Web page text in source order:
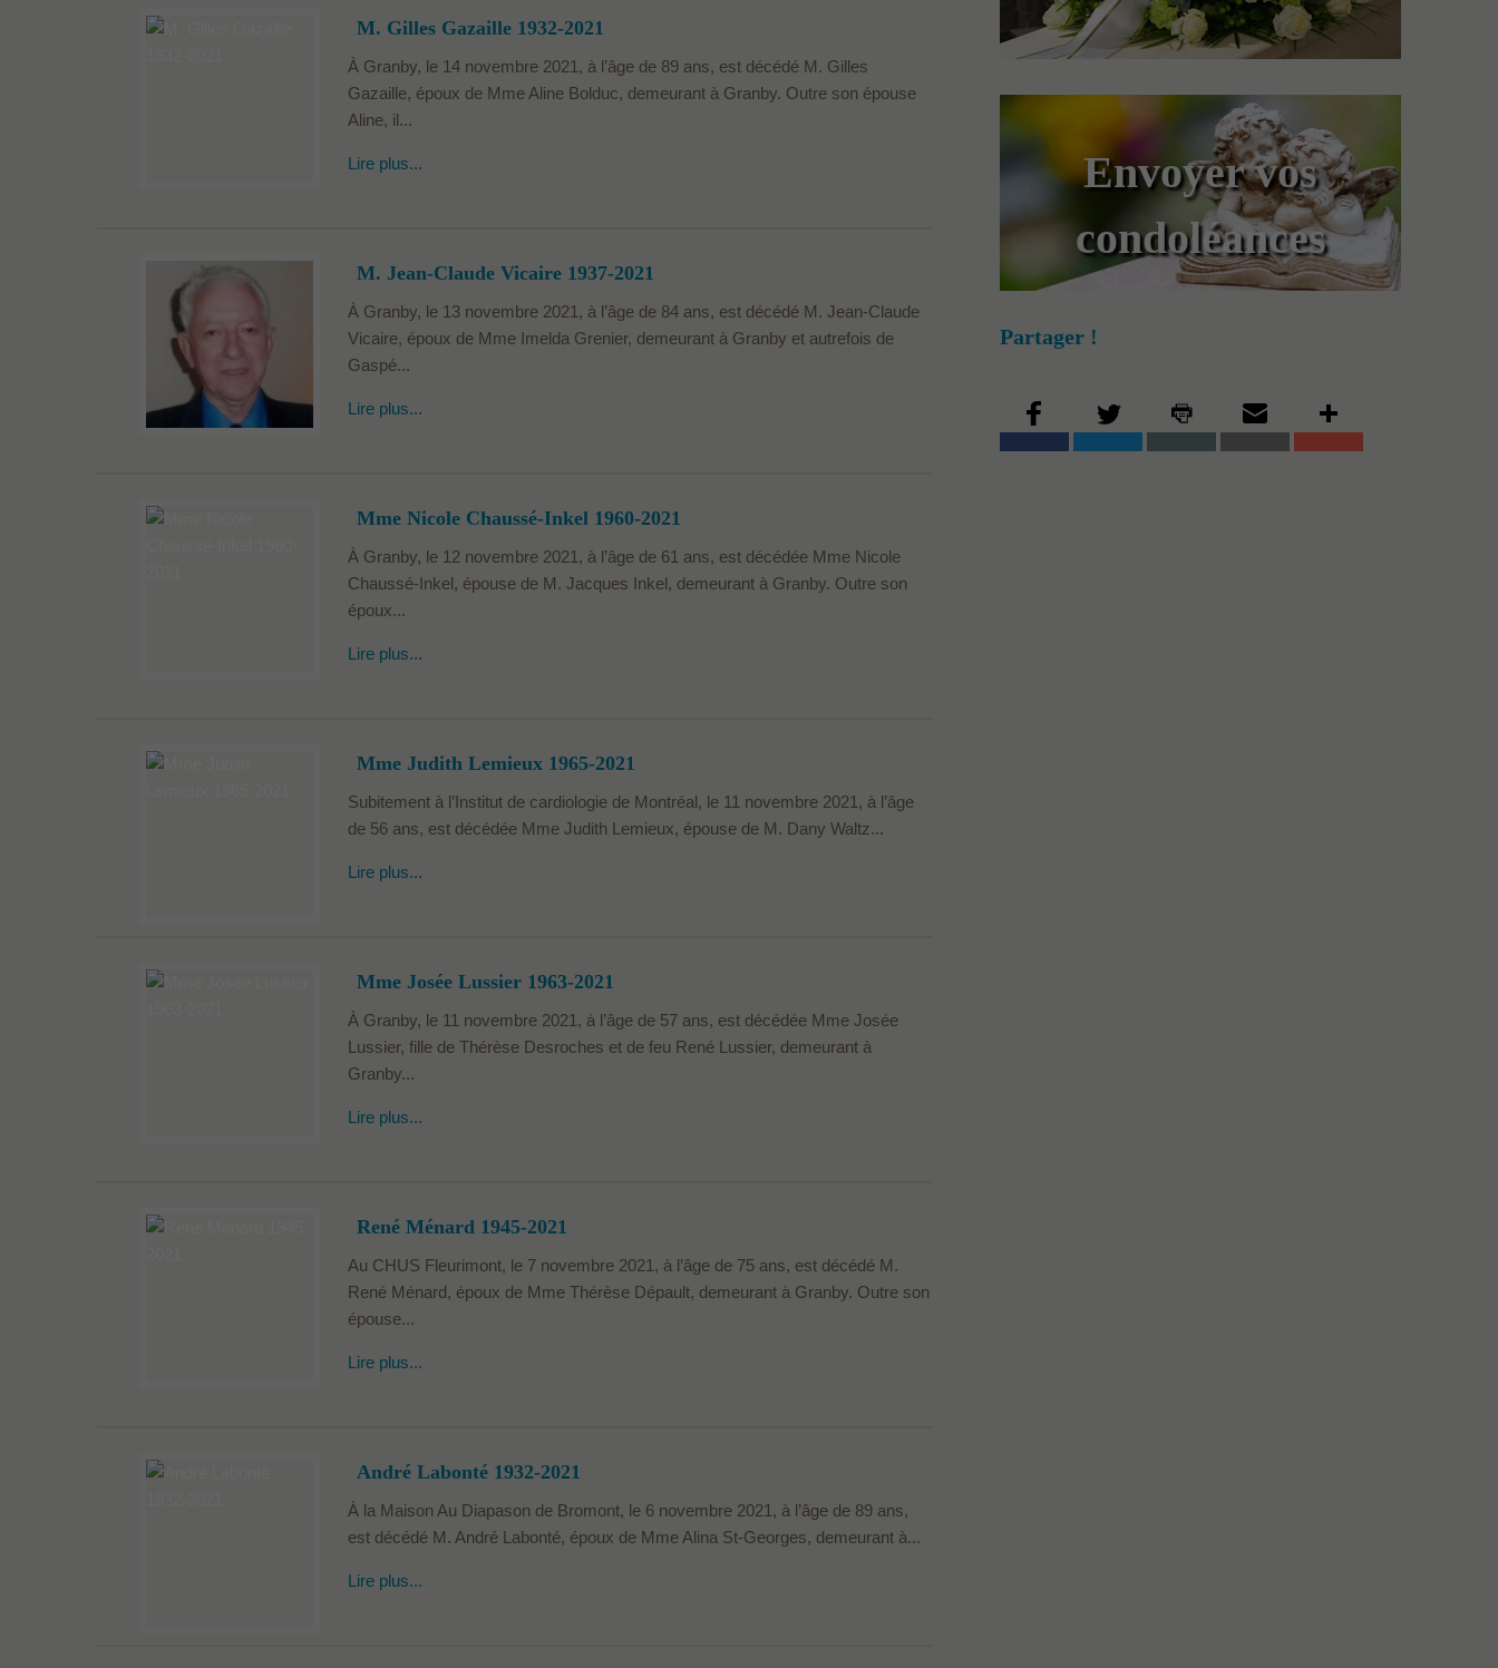
M. Gilles Gazaille 1932-2021
À Granby, le 14 novembre 2021, à l’âge de 89 ans, est décédé M. Gilles
Gazaille, époux de Mme Aline Bolduc, demeurant à Granby. Outre son épouse
Aline, il...
Lire plus...
M. Jean-Claude Vicaire 1937-2021
À Granby, le 13 novembre 2021, à l’âge de 84 ans, est décédé M. Jean-Claude
Vicaire, époux de Mme Imelda Grenier, demeurant à Granby et autrefois de
Gaspé...
Lire plus...
Mme Nicole Chaussé-Inkel 1960-2021
À Granby, le 12 novembre 2021, à l’âge de 61 ans, est décédée Mme Nicole
Chaussé-Inkel, épouse de M. Jacques Inkel, demeurant à Granby. Outre son
époux...
Lire plus...
Mme Judith Lemieux 1965-2021
Subitement à l’Institut de cardiologie de Montréal, le 11 novembre 2021, à l’âge
de 56 ans, est décédée Mme Judith Lemieux, épouse de M. Dany Waltz...
Lire plus...
Mme Josée Lussier 1963-2021
À Granby, le 11 novembre 2021, à l’âge de 57 ans, est décédée Mme Josée
Lussier, fille de Thérèse Desroches et de feu René Lussier, demeurant à
Granby...
Lire plus...
René Ménard 1945-2021
Au CHUS Fleurimont, le 7 novembre 2021, à l’âge de 75 ans, est décédé M.
René Ménard, époux de Mme Thérèse Dépault, demeurant à Granby. Outre son
épouse...
Lire plus...
André Labonté 1932-2021
À la Maison Au Diapason de Bromont, le 6 novembre 2021, à l’âge de 89 ans,
est décédé M. André Labonté, époux de Mme Alina St-Georges, demeurant à...
Lire plus...
Envoyer vos
condoléances
Partager !